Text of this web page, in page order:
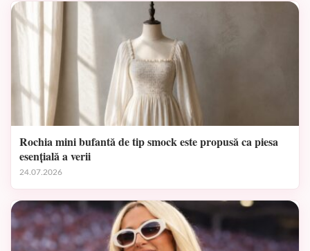
Rochia mini bufantă de tip smock este propusă ca piesa
esențială a verii
24.07.2026